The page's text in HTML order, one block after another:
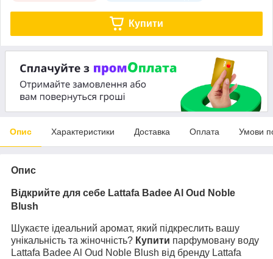
Купити
Опис Характеристики Доставка Оплата Умови
Опис
Відкрийте для себе Lattafa Badee Al Oud Noble
Blush
Шукаєте ідеальний аромат, який підкреслить вашу
унікальність та жіночність? Купити парфумовану воду
Lattafa Badee Al Oud Noble Blush від бренду Lattafa